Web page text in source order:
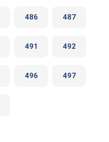
486 487
491 492
496 497